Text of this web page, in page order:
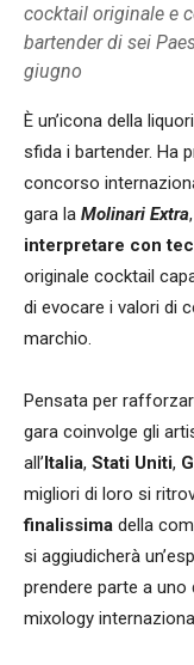
cocktail originale e
bartender di sei
giugno
È un’icona della
sfida i bartender. Ha
concorso
gara la Molinari Extra
interpretare con
originale cocktail
di evocare i valori di
marchio.
Pensata per
gara coinvolge gli
all’Italia, Stati Uniti,
migliori di loro si
finalissima della
si aggiudicherà
prendere parte a uno
mixology